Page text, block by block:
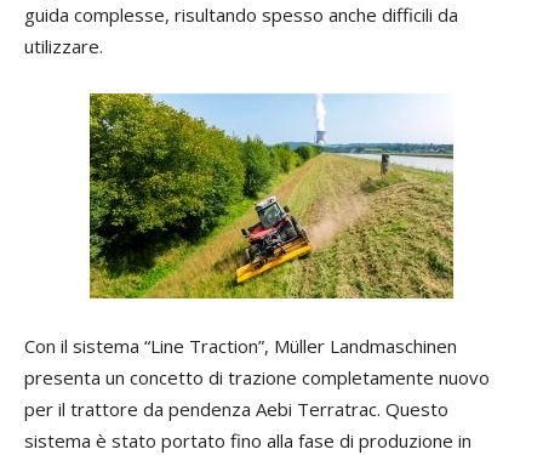
guida complesse, risultando spesso anche difficili da
utilizzare.
Con il sistema “Line Traction”, Müller Landmaschinen
presenta un concetto di trazione completamente nuovo
per il trattore da pendenza Aebi Terratrac. Questo
sistema è stato portato fino alla fase di produzione in